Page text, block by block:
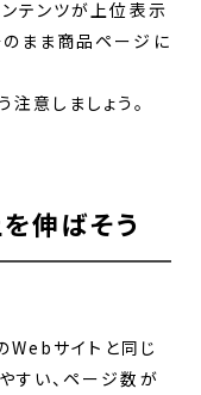
ンテンツが上位表示
まま商品ページに
意しましょう。
伸ばそう
Webサイトと同じ
すい、ページ数が